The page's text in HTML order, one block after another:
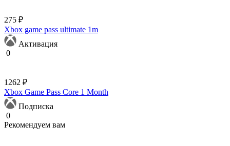
275 ₽
Xbox game pass ultimate 1m
Активация
0
1262 ₽
Xbox Game Pass Core 1 Month
Подписка
0
Рекомендуем вам